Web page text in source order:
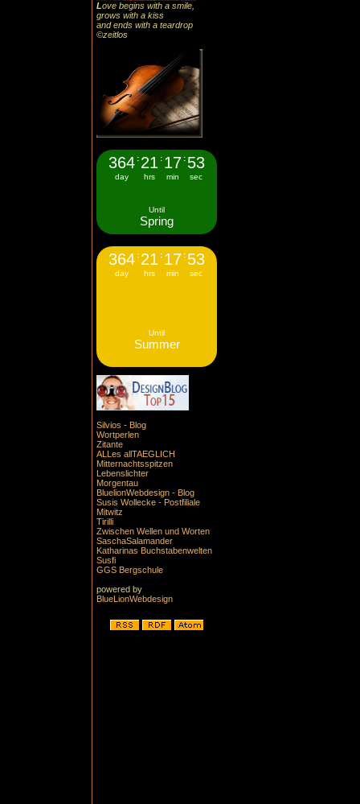
Love begins with a smile,
grows with a kiss
and ends with a teardrop
©zeitlos
364
day
: 21
hrs
: 17
min
: 53
sec
Until
Spring
364
day
: 21
hrs
: 17
min
: 53
sec
Until
Summer
Silvios - Blog
Wortperlen
Zitante
ALLes allTAEGLICH
Mitternachtsspitzen
Lebenslichter
Morgentau
BluelionWebdesign - Blog
Susis Wollecke - Postfiliale
Mitwitz
Tirilli
Zwischen Wellen und Worten
SaschaSalamander
Katharinas Buchstabenwelten
Susfi
GGS Bergschule
powered by
BlueLionWebdesign